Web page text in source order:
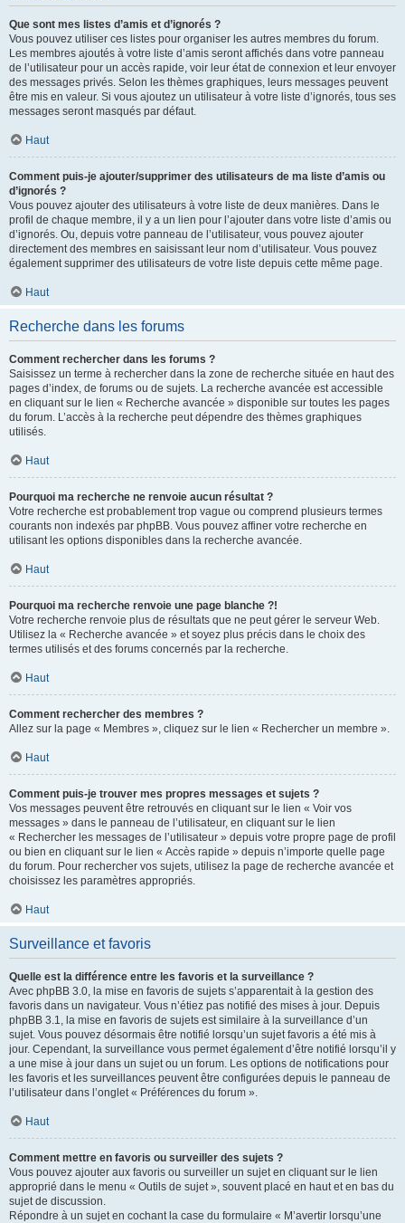
Que sont mes listes d’amis et d’ignorés ?
Vous pouvez utiliser ces listes pour organiser les autres membres du forum.
Les membres ajoutés à votre liste d’amis seront affichés dans votre panneau
de l’utilisateur pour un accès rapide, voir leur état de connexion et leur envoyer
des messages privés. Selon les thèmes graphiques, leurs messages peuvent
être mis en valeur. Si vous ajoutez un utilisateur à votre liste d’ignorés, tous ses
messages seront masqués par défaut.
Haut
Comment puis-je ajouter/supprimer des utilisateurs de ma liste d’amis ou
d’ignorés ?
Vous pouvez ajouter des utilisateurs à votre liste de deux manières. Dans le
profil de chaque membre, il y a un lien pour l’ajouter dans votre liste d’amis ou
d’ignorés. Ou, depuis votre panneau de l’utilisateur, vous pouvez ajouter
directement des membres en saisissant leur nom d’utilisateur. Vous pouvez
également supprimer des utilisateurs de votre liste depuis cette même page.
Haut
Recherche dans les forums
Comment rechercher dans les forums ?
Saisissez un terme à rechercher dans la zone de recherche située en haut des
pages d’index, de forums ou de sujets. La recherche avancée est accessible
en cliquant sur le lien « Recherche avancée » disponible sur toutes les pages
du forum. L’accès à la recherche peut dépendre des thèmes graphiques
utilisés.
Haut
Pourquoi ma recherche ne renvoie aucun résultat ?
Votre recherche est probablement trop vague ou comprend plusieurs termes
courants non indexés par phpBB. Vous pouvez affiner votre recherche en
utilisant les options disponibles dans la recherche avancée.
Haut
Pourquoi ma recherche renvoie une page blanche ?!
Votre recherche renvoie plus de résultats que ne peut gérer le serveur Web.
Utilisez la « Recherche avancée » et soyez plus précis dans le choix des
termes utilisés et des forums concernés par la recherche.
Haut
Comment rechercher des membres ?
Allez sur la page « Membres », cliquez sur le lien « Rechercher un membre ».
Haut
Comment puis-je trouver mes propres messages et sujets ?
Vos messages peuvent être retrouvés en cliquant sur le lien « Voir vos
messages » dans le panneau de l’utilisateur, en cliquant sur le lien
« Rechercher les messages de l’utilisateur » depuis votre propre page de profil
ou bien en cliquant sur le lien « Accès rapide » depuis n’importe quelle page
du forum. Pour rechercher vos sujets, utilisez la page de recherche avancée et
choisissez les paramètres appropriés.
Haut
Surveillance et favoris
Quelle est la différence entre les favoris et la surveillance ?
Avec phpBB 3.0, la mise en favoris de sujets s’apparentait à la gestion des
favoris dans un navigateur. Vous n’étiez pas notifié des mises à jour. Depuis
phpBB 3.1, la mise en favoris de sujets est similaire à la surveillance d’un
sujet. Vous pouvez désormais être notifié lorsqu’un sujet favoris a été mis à
jour. Cependant, la surveillance vous permet également d’être notifié lorsqu’il y
a une mise à jour dans un sujet ou un forum. Les options de notifications pour
les favoris et les surveillances peuvent être configurées depuis le panneau de
l’utilisateur dans l’onglet « Préférences du forum ».
Haut
Comment mettre en favoris ou surveiller des sujets ?
Vous pouvez ajouter aux favoris ou surveiller un sujet en cliquant sur le lien
approprié dans le menu « Outils de sujet », souvent placé en haut et en bas du
sujet de discussion.
Répondre à un sujet en cochant la case du formulaire « M’avertir lorsqu’une